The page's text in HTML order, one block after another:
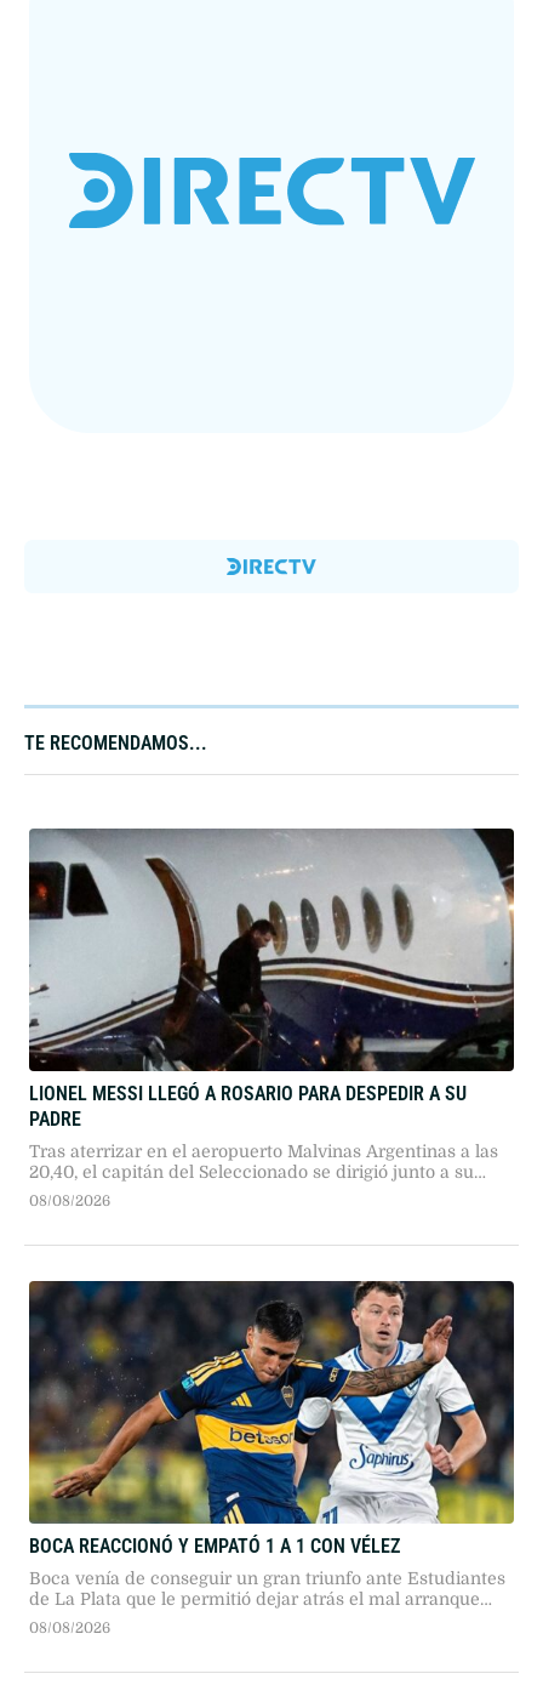
TE RECOMENDAMOS...
LIONEL MESSI LLEGÓ A ROSARIO PARA DESPEDIR A SU
PADRE
Tras aterrizar en el aeropuerto Malvinas Argentinas a las
20,40, el capitán del Seleccionado se dirigió junto a su
familia hasta el lugar donde están los restos de su padre.
08/08/2026
BOCA REACCIONÓ Y EMPATÓ 1 A 1 CON VÉLEZ
Boca venía de conseguir un gran triunfo ante Estudiantes
de La Plata que le permitió dejar atrás el mal arranque
que había tenido en este Torneo Clausura
08/08/2026